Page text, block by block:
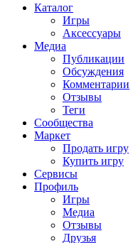
Каталог
Игры
Аксессуары
Медиа
Публикации
Обсуждения
Комментарии
Отзывы
Теги
Сообщества
Маркет
Продать игру
Купить игру
Сервисы
Профиль
Игры
Медиа
Отзывы
Друзья